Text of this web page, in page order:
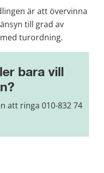
är att övervinna
till grad av
turordning.
bara vill
att ringa 010-832 74